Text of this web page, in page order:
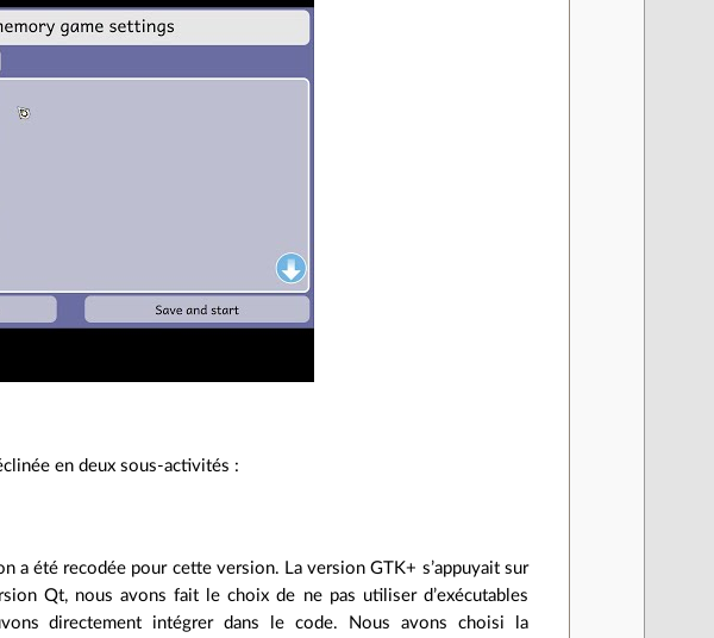
en deux sous‑activités :
a été recodée pour cette version. La version GTK+ s’appuyait sur
Qt, nous avons fait le choix de ne pas utiliser d’exécutables
directement intégrer dans le code. Nous avons choisi la